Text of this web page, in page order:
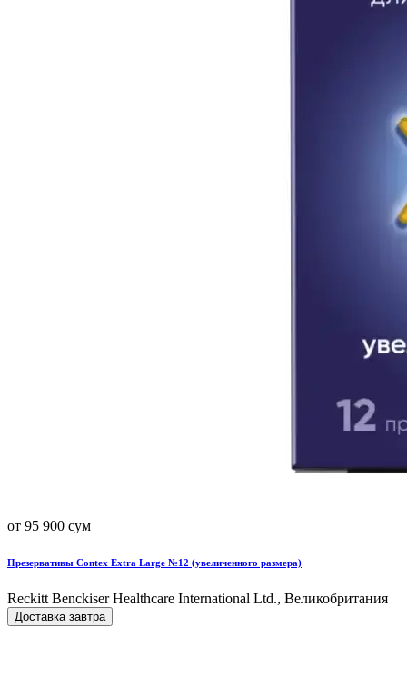
от 95 900 сум
Презервативы Contex Extra Large №12 (увеличенного размера)
Reckitt Benckiser Healthcare International Ltd., Великобритания
Доставка завтра